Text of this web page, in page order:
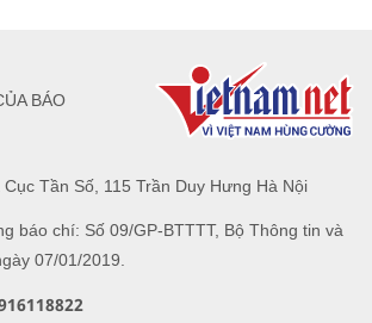
Tần Số, 115 Trần Duy Hưng Hà Nội
báo chí: Số 09/GP-BTTTT, Bộ Thông tin và
07/01/2019.
BÁO